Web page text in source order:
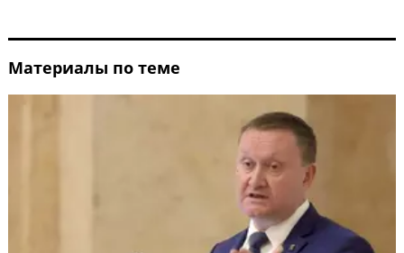
Материалы по теме